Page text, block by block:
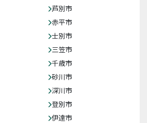
芦別市
赤平市
士別市
三笠市
千歳市
砂川市
深川市
登別市
伊達市